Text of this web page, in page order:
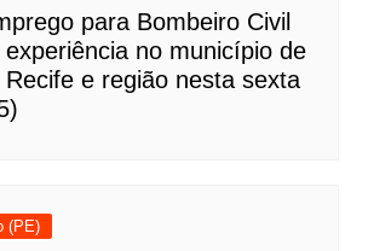
para Bombeiro Civil
no município de
e região nesta sexta
(PE)